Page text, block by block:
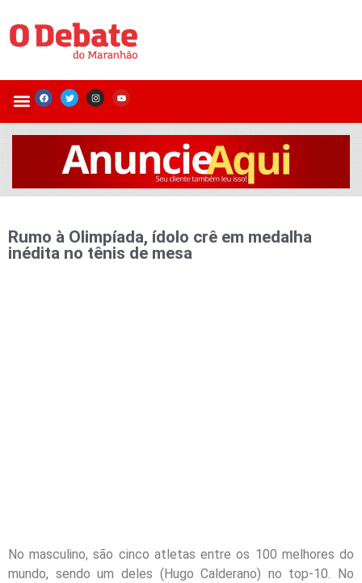
Rumo à Olimpíada, ídolo crê em medalha
inédita no tênis de mesa
No masculino, são cinco atletas entre os 100 melhores do
mundo, sendo um deles (Hugo Calderano) no top-10. No